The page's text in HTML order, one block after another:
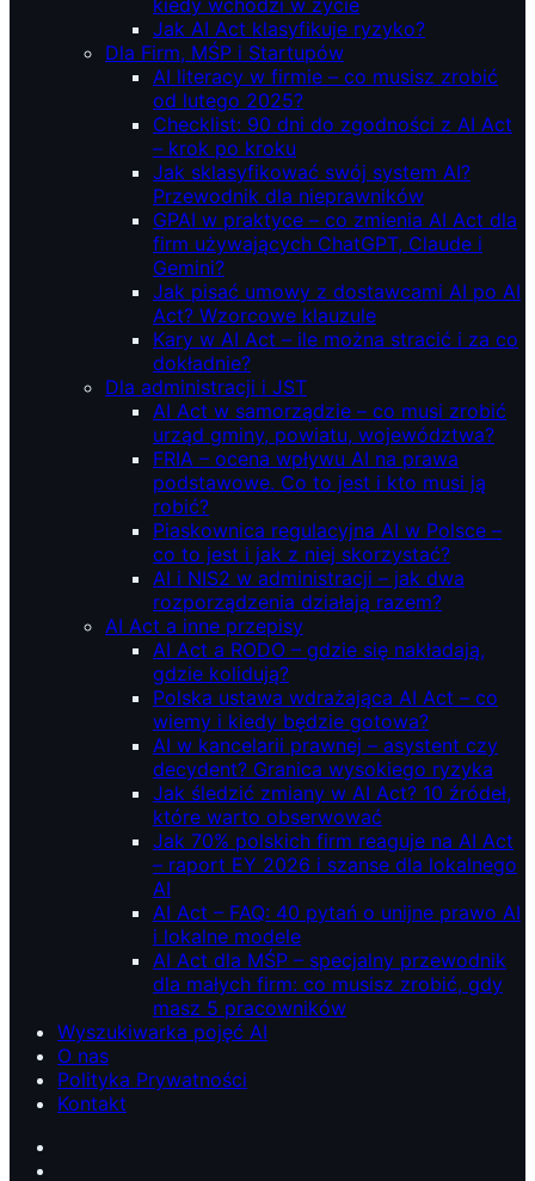
kiedy wchodzi w życie
Jak AI Act klasyfikuje ryzyko?
Dla Firm, MŚP i Startupów
AI literacy w firmie – co musisz zrobić
od lutego 2025?
Checklist: 90 dni do zgodności z AI Act
– krok po kroku
Jak sklasyfikować swój system AI?
Przewodnik dla nieprawników
GPAI w praktyce – co zmienia AI Act dla
firm używających ChatGPT, Claude i
Gemini?
Jak pisać umowy z dostawcami AI po AI
Act? Wzorcowe klauzule
Kary w AI Act – ile można stracić i za co
dokładnie?
Dla administracji i JST
AI Act w samorządzie – co musi zrobić
urząd gminy, powiatu, województwa?
FRIA – ocena wpływu AI na prawa
podstawowe. Co to jest i kto musi ją
robić?
Piaskownica regulacyjna AI w Polsce –
co to jest i jak z niej skorzystać?
AI i NIS2 w administracji – jak dwa
rozporządzenia działają razem?
AI Act a inne przepisy
AI Act a RODO – gdzie się nakładają,
gdzie kolidują?
Polska ustawa wdrażająca AI Act – co
wiemy i kiedy będzie gotowa?
AI w kancelarii prawnej – asystent czy
decydent? Granica wysokiego ryzyka
Jak śledzić zmiany w AI Act? 10 źródeł,
które warto obserwować
Jak 70% polskich firm reaguje na AI Act
– raport EY 2026 i szanse dla lokalnego
AI
AI Act – FAQ: 40 pytań o unijne prawo AI
i lokalne modele
AI Act dla MŚP – specjalny przewodnik
dla małych firm: co musisz zrobić, gdy
masz 5 pracowników
Wyszukiwarka pojęć AI
O nas
Polityka Prywatności
Kontakt